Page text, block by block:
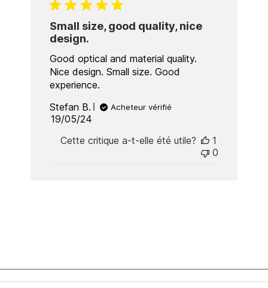
Small size, good quality, nice
design.
Good optical and material quality.
Nice design. Small size. Good
experience.
Stefan B.
Acheteur vérifié
Published
19/05/24
Cette critique a-t-elle été utile?
1
0